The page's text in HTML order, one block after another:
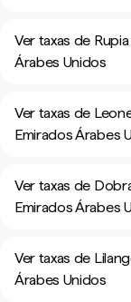
Ver taxas de
Árabes Unidos
Ver taxas de
Emirados Árabes
Ver taxas de
Emirados Árabes
Ver taxas de
Árabes Unidos